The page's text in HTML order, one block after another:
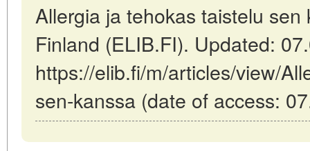
Allergia ja tehokas taistelu
Finland (ELIB.FI). Updated:
https://elib.fi/m/articles/view/
sen-kanssa (date of access: